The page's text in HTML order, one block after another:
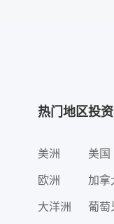
热门地区
美洲
欧洲
大洋洲
投
美国
加拿
葡萄